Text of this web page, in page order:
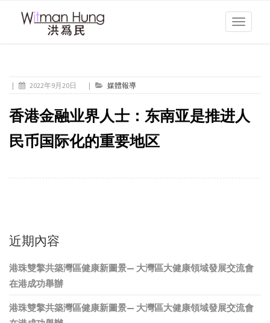
Toggle
| 2022年9月20日 | 媒體報導
香港金融业界人士：东南亚是推进人
民币国际化的重要地区
近期內容
港珠雙擎共築灣區健康新圖景— 大灣區大健康領域發展交流會
在港成功舉辦
港珠雙擎共築灣區健康新圖景— 大灣區大健康領域發展交流會